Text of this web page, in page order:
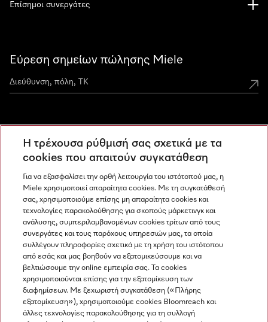
Εύρεση σημείων πώλησης Miele
Ανακαλύψτε τα Miele Experience Center
Newsletter
Επίσημοι συνεργάτες
Miele στο Instagram
Miele στο Facebook
Miele στο Youtube
Η τρέχουσα ρύθμισή σας σχετικά με τα
cookies που απαιτούν συγκατάθεση
Για να εξασφαλίσει την ορθή λειτουργία του ιστότοπού μας, η
Miele χρησιμοποιεί απαραίτητα cookies. Με τη συγκατάθεσή
σας, χρησιμοποιούμε επίσης μη απαραίτητα cookies και
τεχνολογίες παρακολούθησης για σκοπούς μάρκετινγκ και
ανάλυσης, συμπεριλαμβανομένων cookies τρίτων από τους
συνεργάτες και τους παρόχους υπηρεσιών μας, τα οποία
συλλέγουν πληροφορίες σχετικά με τη χρήση του ιστότοπου
από εσάς και μας βοηθούν να εξατομικεύσουμε και να
βελτιώσουμε την online εμπειρία σας. Τα cookies
χρησιμοποιούνται επίσης για την εξατομίκευση των
διαφημίσεων. Με ξεχωριστή συγκατάθεση («Πλήρης
εξατομίκευση»), χρησιμοποιούμε cookies Bloomreach και
άλλες τεχνολογίες παρακολούθησης για τη συλλογή